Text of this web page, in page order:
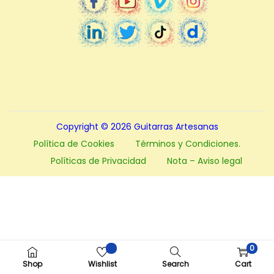
c
i
d
o
Shop Wishlist Search
0
Cart
Copyright © 2026 Guitarras Artesanas
Política de Cookies
Términos y Condiciones.
Políticas de Privacidad
Nota – Aviso legal